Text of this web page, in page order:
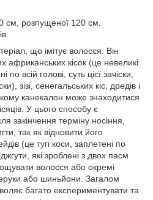
см, розпущеної 120 см.
що імітує волосся. Він
африканських кісок (це невеликі
по всій голові, суть цієї зачіски,
зізі, сенегальських кіс, дредів і
канекалон може знаходитися
У цього способу є
закінчення терміну носіння,
так як відновити його
(це тугі коси, заплетені по
які зроблені з двох пасм
волосся або окремі
або шиньйони. Загалом
багато експериментувати та